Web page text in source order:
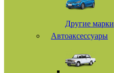
Другие марки
Автоаксессуары